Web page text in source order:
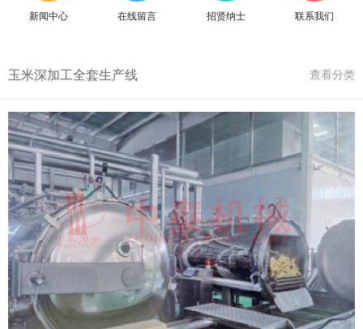
新闻中心 在线留言 招贤纳士 联系我们
玉米深加工全套生产线 查看分类